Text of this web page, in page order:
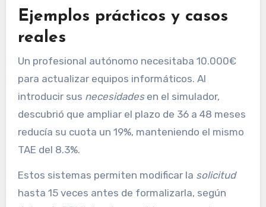
Ejemplos prácticos y casos
reales
Un profesional autónomo necesitaba 10.000€
para actualizar equipos informáticos. Al
introducir sus necesidadesen el simulador,
descubrió que ampliar el plazo de 36 a 48 meses
reducía su cuota un 19%, manteniendo el mismo
TAE del 8.3%.
Estos sistemas permiten modificar la solicitud
hasta 15 veces antes de formalizarla, según